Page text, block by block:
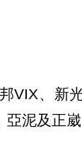
VIX、新
泥及正